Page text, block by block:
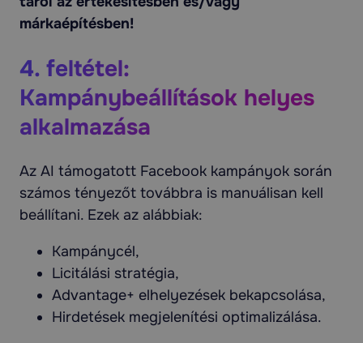
márkaépítésben!
4. feltétel:
Kampánybeállítások helyes
alkalmazása
Az AI támogatott Facebook kampányok során
számos tényezőt továbbra is manuálisan kell
beállítani. Ezek az alábbiak:
Kampánycél,
Licitálási stratégia,
Advantage+ elhelyezések bekapcsolása,
Hirdetések megjelenítési optimalizálása.